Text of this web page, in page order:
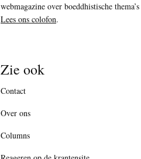
webmagazine over boeddhistische
Lees ons colofon.
Zie ook
Contact
Over ons
Columns